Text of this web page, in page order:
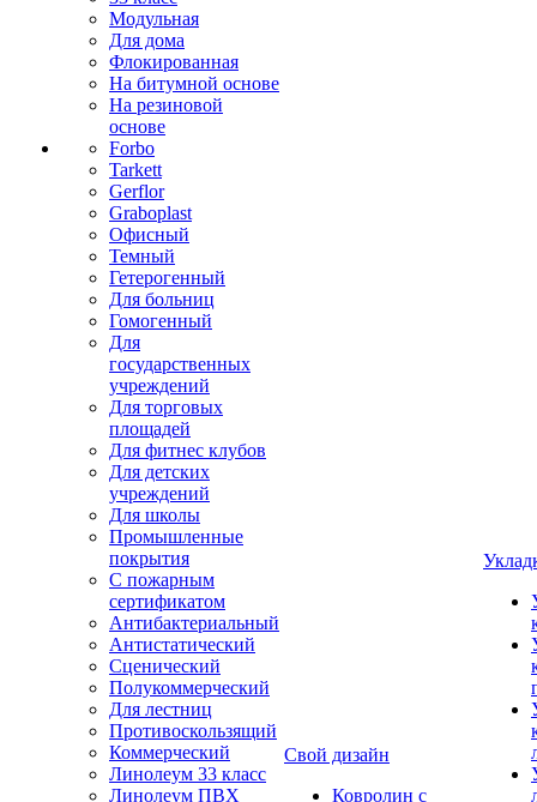
Модульная
Для дома
Флокированная
На битумной основе
На резиновой
основе
Forbo
Tarkett
Gerflor
Graboplast
Офисный
Темный
Гетерогенный
Для больниц
Гомогенный
Для
государственных
учреждений
Для торговых
площадей
Для фитнес клубов
Для детских
учреждений
Для школы
Промышленные
покрытия
С пожарным
сертификатом
Антибактериальный
Антистатический
Сценический
Полукоммерческий
Для лестниц
Противоскользящий
Коммерческий
Линолеум 33 класс
Линолеум ПВХ
Свой дизайн
Ковролин с